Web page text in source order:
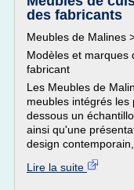
des fabricants
Meubles de Malines
Modèles et marques
fabricant
Les Meubles de
meubles intégrés les
dessous un
ainsi qu'une
design
Lire la suite